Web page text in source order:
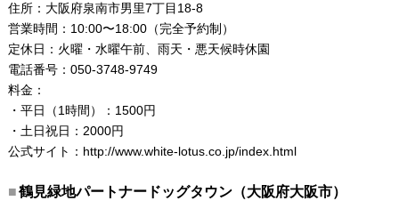
住所：大阪府泉南市男里7丁目18-8
営業時間：10:00〜18:00（完全予約制）
定休日：火曜・水曜午前、雨天・悪天候時休園
電話番号：050-3748-9749
料金：
・平日（1時間）：1500円
・土日祝日：2000円
公式サイト： http://www.white-lotus.co.jp/index.html
鶴見緑地パートナードッグタウン（大阪府大阪市）